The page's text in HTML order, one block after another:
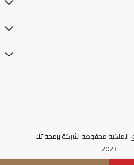
برمجة تك-
2023